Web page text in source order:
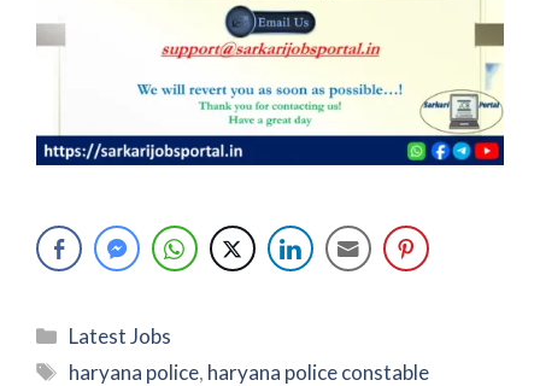
Categories
Latest Jobs
Tags
haryana police, haryana police constable